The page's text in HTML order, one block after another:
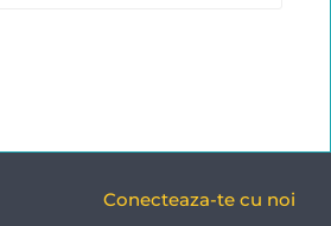
Conecteaza-te cu noi